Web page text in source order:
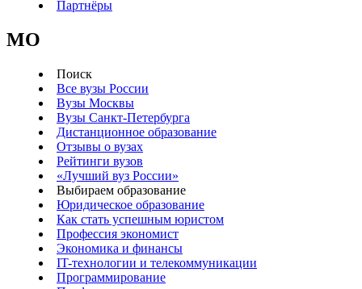
Партнёры
MO
Поиск
Все вузы России
Вузы Москвы
Вузы Санкт-Петербурга
Дистанционное образование
Отзывы о вузах
Рейтинги вузов
«Лучший вуз России»
Выбираем образование
Юридическое образование
Как стать успешным юристом
Профессия экономист
Экономика и финансы
IT-технологии и телекоммуникации
Программирование